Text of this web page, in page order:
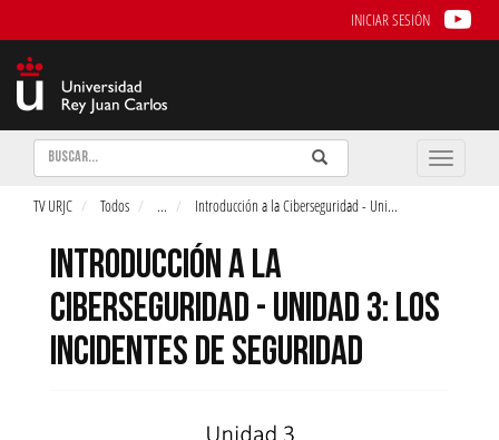
INICIAR SESIÓN
Buscar Enviar
Buscar
Toggle
TV URJC Todos ... Introducción a la Ciberseguridad - Uni...
INTRODUCCIÓN A LA
CIBERSEGURIDAD - UNIDAD 3: LOS
INCIDENTES DE SEGURIDAD